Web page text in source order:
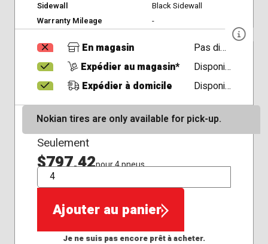
Sidewall
Black Sidewall
Warranty Mileage
-
En magasin
Pas disponible
Expédier au magasin*
Disponible
Expédier à domicile
Disponible
Nokian tires are only available for pick-up.
Seulement
$797,42pour 4 pneus
QTÉ
Ajouter au panier
Je ne suis pas encore prêt à acheter.